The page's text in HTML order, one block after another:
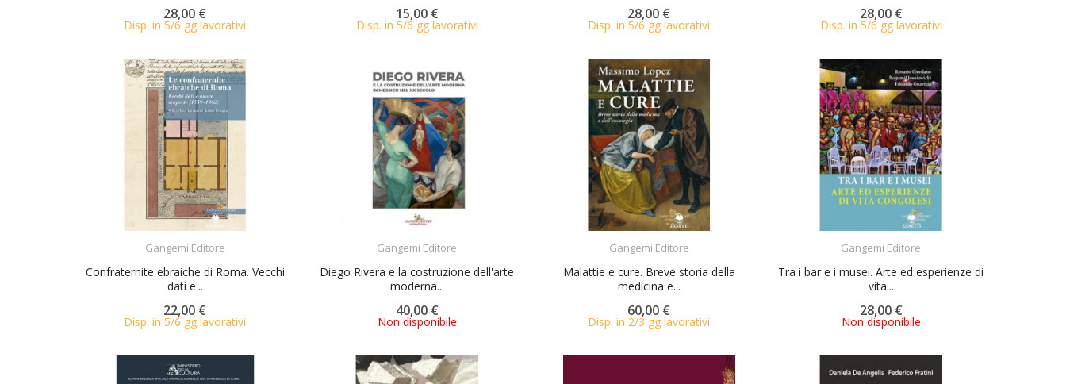
28,00 €
Disp. in 5/6 gg lavorativi
15,00 €
Disp. in 5/6 gg lavorativi
28,00 €
Disp. in 5/6 gg lavorativi
28,00 €
Disp. in 5/6 gg lavorativi
Gangemi Editore
Confraternite ebraiche di Roma. Vecchi
dati e...
22,00 €
Disp. in 5/6 gg lavorativi
Gangemi Editore
Diego Rivera e la costruzione dell'arte
moderna...
40,00 €
Non disponibile
Gangemi Editore
Malattie e cure. Breve storia della
medicina e...
60,00 €
Disp. in 2/3 gg lavorativi
Gangemi Editore
Tra i bar e i musei. Arte ed esperienze di
vita...
28,00 €
Non disponibile